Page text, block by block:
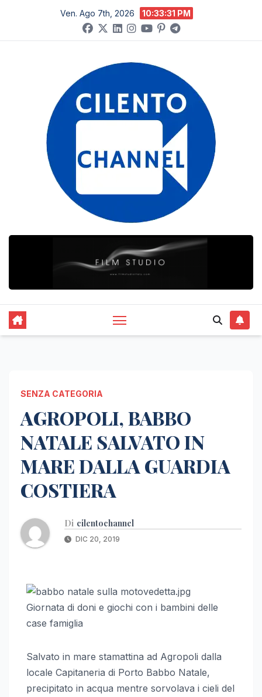
contenuto
Ven. Ago 7th, 2026 10:33:32 PM
SENZA CATEGORIA
AGROPOLI, BABBO
NATALE SALVATO IN
MARE DALLA GUARDIA
COSTIERA
Di cilentochannel
DIC 20, 2019
Giornata di doni e giochi con i bambini delle
case famiglia
Salvato in mare stamattina ad Agropoli dalla
locale Capitaneria di Porto Babbo Natale,
precipitato in acqua mentre sorvolava i cieli del